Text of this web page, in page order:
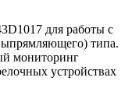
для работы с
типа.
мониторинг
устройствах